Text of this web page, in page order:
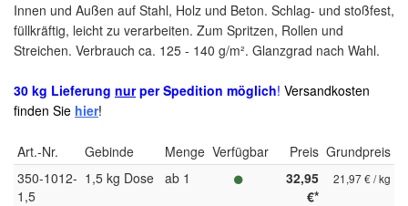
Innen und Außen auf Stahl, Holz und Beton. Schlag- und stoßfest,
füllkräftig, leicht zu verarbeiten. Zum Spritzen, Rollen und
Streichen. Verbrauch ca. 125 - 140 g/m². Glanzgrad nach Wahl.
30 kg Lieferung nurper Spedition möglich! Versandkosten
finden Sie hier!
Art.-Nr. Gebinde Menge Verfügbar Preis Grundpreis
350-1012-
1,5
1,5 kg Dose ab 1
32,95
€*
21,97 € / kg